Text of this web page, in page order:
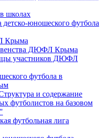
школах
детско-юношеского футбола
Крыма
ДЮФЛ Крыма
участников ДЮФЛ
футбола в
и содержание
футболистов на базовом
футбольная лига